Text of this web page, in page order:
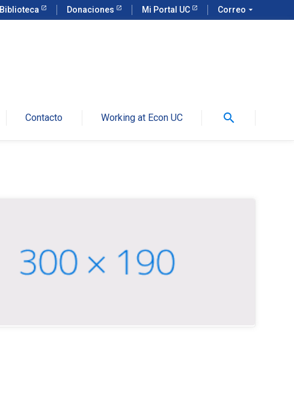
Biblioteca Donaciones Mi Portal UC Correo arrow_drop_down
Contacto Working at Econ UC search